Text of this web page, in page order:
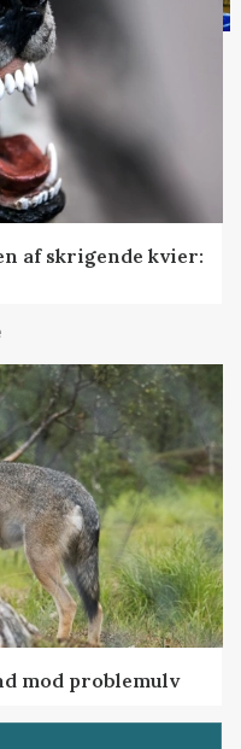
af skrigende kvier:
mod problemulv